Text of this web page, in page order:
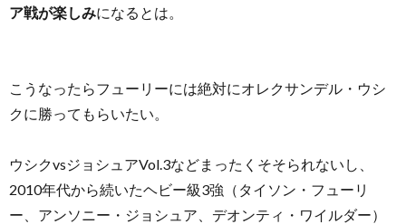
ア戦が楽しみになるとは。
こうなったらフューリーには絶対にオレクサンデル・ウシ
クに勝ってもらいたい。
ウシクvsジョシュアVol.3などまったくそそられないし、
2010年代から続いたヘビー級3強（タイソン・フューリ
ー、アンソニー・ジョシュア、デオンティ・ワイルダー）